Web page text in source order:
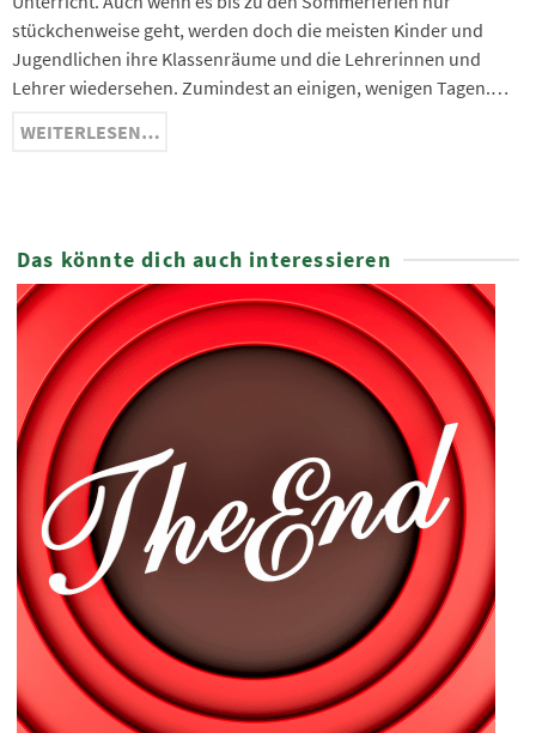
stückchenweise geht, werden doch die meisten Kinder und
Jugendlichen ihre Klassenräume und die Lehrerinnen und
Lehrer wiedersehen. Zumindest an einigen, wenigen Tagen.…
WEITERLESEN…
Das könnte dich auch interessieren